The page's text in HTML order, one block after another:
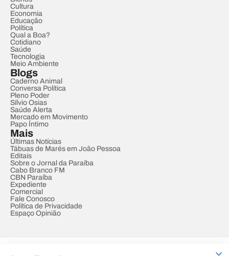
Cultura
Economia
Educação
Política
Qual a Boa?
Cotidiano
Saúde
Tecnologia
Meio Ambiente
Blogs
Caderno Animal
Conversa Política
Pleno Poder
Sílvio Osias
Saúde Alerta
Mercado em Movimento
Papo Íntimo
Mais
Últimas Notícias
Tábuas de Marés em João Pessoa
Editais
Sobre o Jornal da Paraíba
Cabo Branco FM
CBN Paraíba
Expediente
Comercial
Fale Conosco
Política de Privacidade
Espaço Opinião